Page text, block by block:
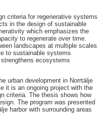
criteria for regenerative systems
in the design of sustainable
which emphasizes the
to regenerate over time.
landscapes at multiple scales
to sustainable systems
ecosystems
urban development in Norrtälje
it is an ongoing project with the
criteria. The thesis shows how
The program was presented
harbor with surrounding areas